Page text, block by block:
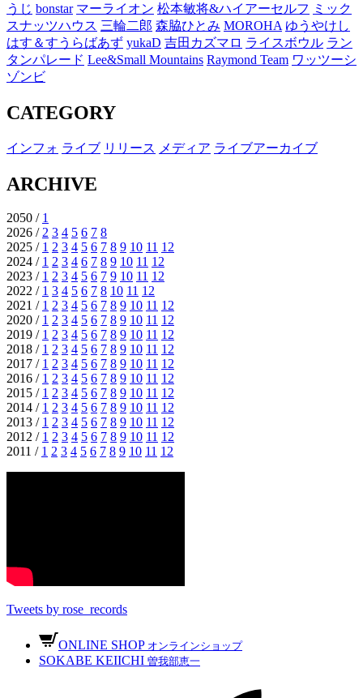
うじ bonstar マーライオン 松本敏将&ハイアーセルフ ミック
スナッツハウス 三輪二郎 森脇ひとみ MOROHA ゆうやけし
はす＆すうらばあず yukaD 吉田カズマロ ライスボウル ラン
タンパレード Lee&Small Mountains Raymond Team ワッツーシ
ゾンビ
CATEGORY
インフォ ライブ リリース メディア ライブアーカイブ
ARCHIVE
2050 / 1
2026 /2 3 4 5 6 7 8
2025 / 1 2 3 4 5 6 7 8 9 10 11 12
2024 / 1 2 3 4 6 7 8 9 10 11 12
2023 / 1 2 3 4 5 6 7 9 10 11 12
2022 / 1 3 4 5 6 7 8 10 11 12
2021 / 1 2 3 4 5 6 7 8 9 10 11 12
2020 / 1 2 3 4 5 6 7 8 9 10 11 12
2019 / 1 2 3 4 5 6 7 8 9 10 11 12
2018 / 1 2 3 4 5 6 7 8 9 10 11 12
2017 / 1 2 3 4 5 6 7 8 9 10 11 12
2016 / 1 2 3 4 5 6 7 8 9 10 11 12
2015 / 1 2 3 4 5 6 7 8 9 10 11 12
2014 / 1 2 3 4 5 6 7 8 9 10 11 12
2013 / 1 2 3 4 5 6 7 8 9 10 11 12
2012 / 1 2 3 4 5 6 7 8 9 10 11 12
2011 / 1 2 3 4 5 6 7 8 9 10 11 12
Tweets by rose_records
ONLINE SHOP オンラインショップ
SOKABE KEIICHI 曽我部恵一